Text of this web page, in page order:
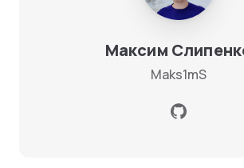
Максим
Maks1mS